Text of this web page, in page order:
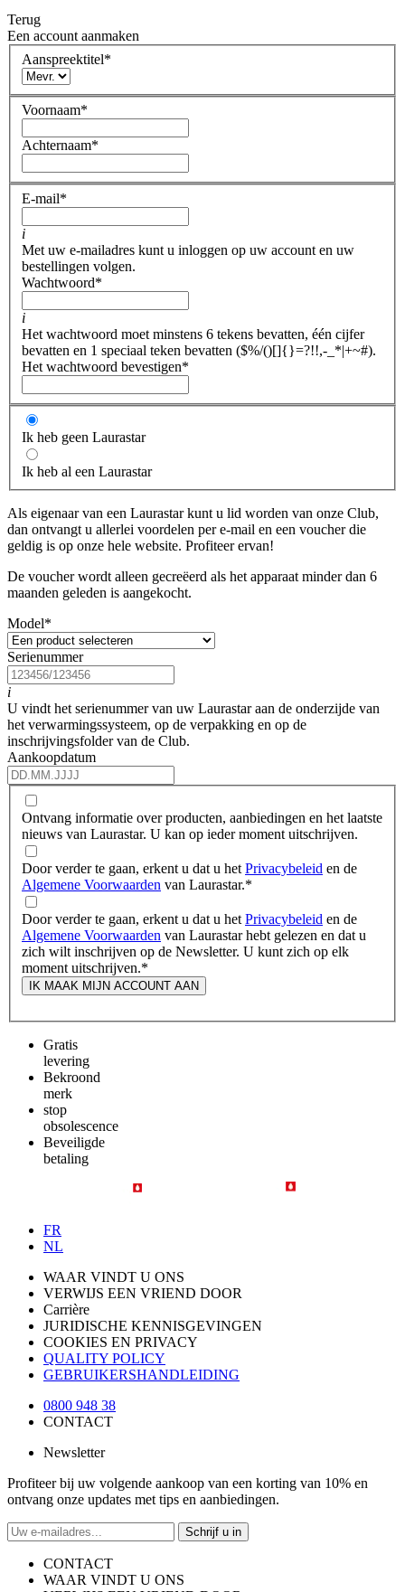
Terug
Een account aanmaken
Aanspreektitel*
Voornaam*
Achternaam*
E-mail*
i
Met uw e-mailadres kunt u inloggen op uw account en uw
bestellingen volgen.
Wachtwoord*
i
Het wachtwoord moet minstens 6 tekens bevatten, één cijfer
bevatten en 1 speciaal teken bevatten ($%/()[]{}=?!!,-_*|+~#).
Het wachtwoord bevestigen*
Ik heb geen Laurastar
Ik heb al een Laurastar
Als eigenaar van een Laurastar kunt u lid worden van onze Club,
dan ontvangt u allerlei voordelen per e-mail en een voucher die
geldig is op onze hele website. Profiteer ervan!
De voucher wordt alleen gecreëerd als het apparaat minder dan 6
maanden geleden is aangekocht.
Model*
Serienummer
i
U vindt het serienummer van uw Laurastar aan de onderzijde van
het verwarmingssysteem, op de verpakking en op de
inschrijvingsfolder van de Club.
Aankoopdatum
Ontvang informatie over producten, aanbiedingen en het laatste
nieuws van Laurastar. U kan op ieder moment uitschrijven.
Door verder te gaan, erkent u dat u het Privacybeleid en de
Algemene Voorwaarden van Laurastar.*
Door verder te gaan, erkent u dat u het Privacybeleid en de
Algemene Voorwaarden van Laurastar hebt gelezen en dat u
zich wilt inschrijven op de Newsletter. U kunt zich op elk
moment uitschrijven.*
IK MAAK MIJN ACCOUNT AAN
Gratis
levering
Bekroond
merk
stop
obsolescence
Beveiligde
betaling
FR
NL
WAAR VINDT U ONS
VERWIJS EEN VRIEND DOOR
Carrière
JURIDISCHE KENNISGEVINGEN
COOKIES EN PRIVACY
QUALITY POLICY
GEBRUIKERSHANDLEIDING
0800 948 38
CONTACT
Newsletter
Profiteer bij uw volgende aankoop van een korting van 10% en
ontvang onze updates met tips en aanbiedingen.
Schrijf u in
CONTACT
WAAR VINDT U ONS